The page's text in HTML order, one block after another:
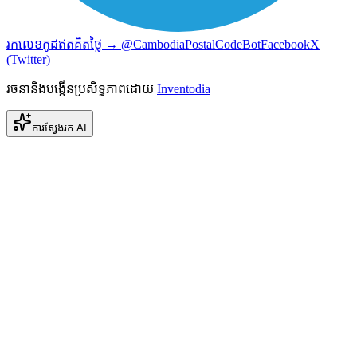
រកលេខកូដឥតគិតថ្លៃ → @CambodiaPostalCodeBotFacebookX
(Twitter)
រចនានិងបង្កើនប្រសិទ្ធភាពដោយ Inventodia
ការស្វែងរក AI